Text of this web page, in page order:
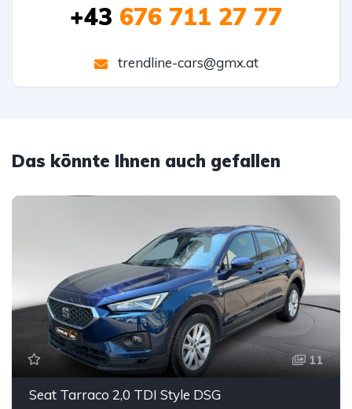
+43 676 711 27 77
trendline-cars@gmx.at
Das könnte Ihnen auch gefallen
11
Seat Tarraco 2,0 TDI Style DSG